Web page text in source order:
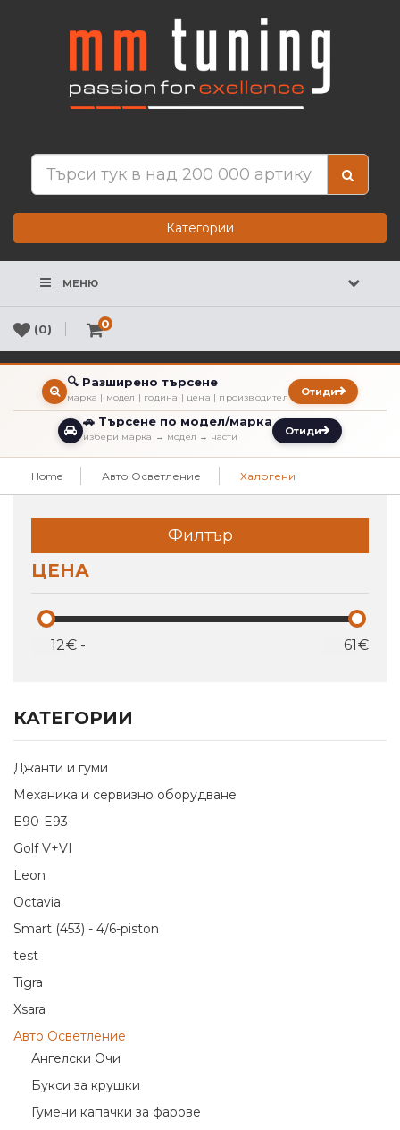
Категории
МЕНЮ
(0) 0
🔍 Разширено търсене
марка | модел | година | цена | производител Отиди
🚗 Търсене по модел/марка
избери марка → модел → части Отиди
Home Авто Осветление Халогени
Филтър
ЦЕНА
€ - €
КАТЕГОРИИ
Джанти и гуми
Механика и сервизно оборудване
E90-E93
Golf V+VI
Leon
Octavia
Smart (453) - 4/6-piston
test
Tigra
Xsara
Авто Осветление
Ангелски Очи
Букси за крушки
Гумени капачки за фарове